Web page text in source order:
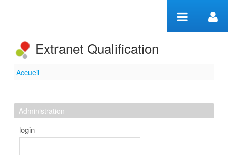
Extranet Qualification
Accueil
Accueil
Administration
login